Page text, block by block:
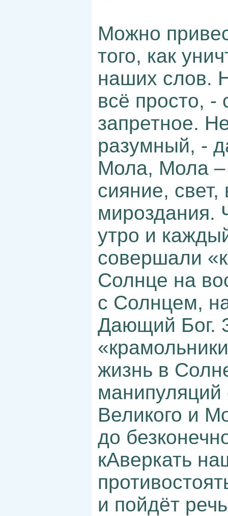
Можно
того, как
наших слов.
всё просто, -
запретное.
разумный, -
Мола, Мола
сияние,
мироздания.
утро и
совершали
Солнце на
с Солнцем,
Дающий Бог.
жизнь в
Великого и
до
кАверкать
и пойдёт